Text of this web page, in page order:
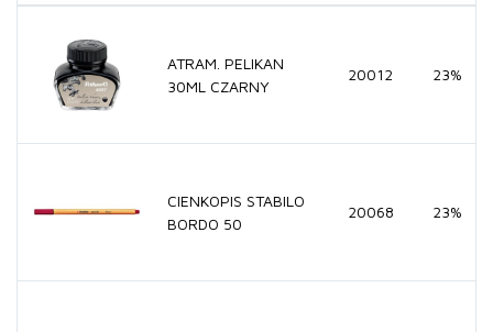
ATRAM. PELIKAN
30ML CZARNY
20012 23%
CIENKOPIS STABILO
BORDO 50
20068 23%